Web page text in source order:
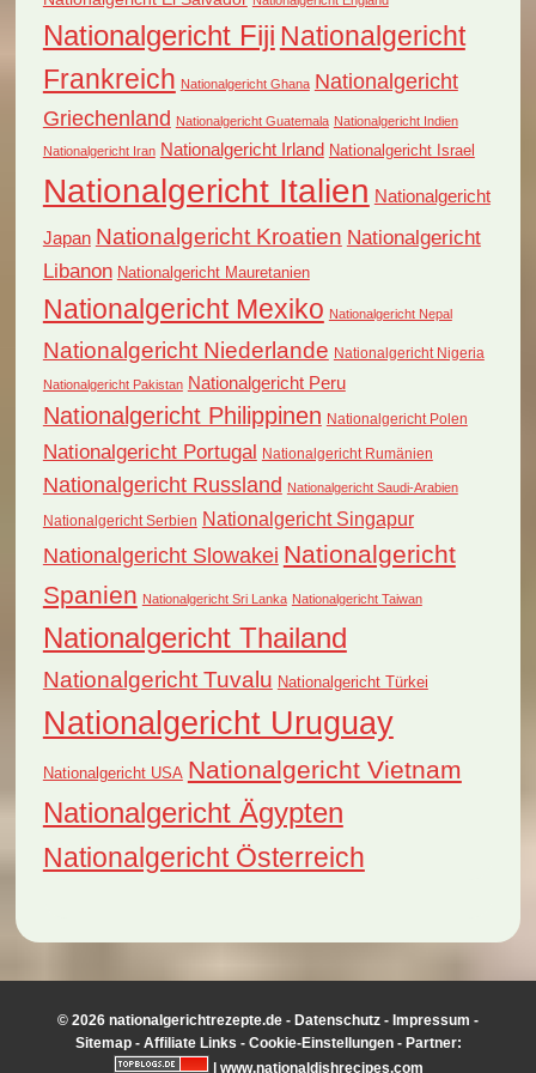
Nationalgericht Fiji Nationalgericht
Frankreich Nationalgericht Ghana Nationalgericht
Griechenland Nationalgericht Guatemala Nationalgericht Indien
Nationalgericht Iran Nationalgericht Irland Nationalgericht Israel
Nationalgericht Italien Nationalgericht
Japan Nationalgericht Kroatien Nationalgericht
Libanon Nationalgericht Mauretanien
Nationalgericht Mexiko Nationalgericht Nepal
Nationalgericht Niederlande Nationalgericht Nigeria
Nationalgericht Pakistan Nationalgericht Peru
Nationalgericht Philippinen Nationalgericht Polen
Nationalgericht Portugal Nationalgericht Rumänien
Nationalgericht Russland Nationalgericht Saudi-Arabien
Nationalgericht Serbien Nationalgericht Singapur
Nationalgericht Slowakei Nationalgericht
Spanien Nationalgericht Sri Lanka Nationalgericht Taiwan
Nationalgericht Thailand
Nationalgericht Tuvalu Nationalgericht Türkei
Nationalgericht Uruguay
Nationalgericht USA Nationalgericht Vietnam
Nationalgericht Ägypten
Nationalgericht Österreich
© 2026 nationalgerichtrezepte.de - Datenschutz - Impressum -
Sitemap- Affiliate Links - Cookie-Einstellungen- Partner:
www.nationaldishrecipes.com